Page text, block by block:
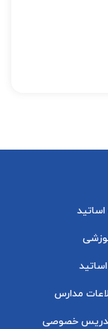
مدارس
خصوصی